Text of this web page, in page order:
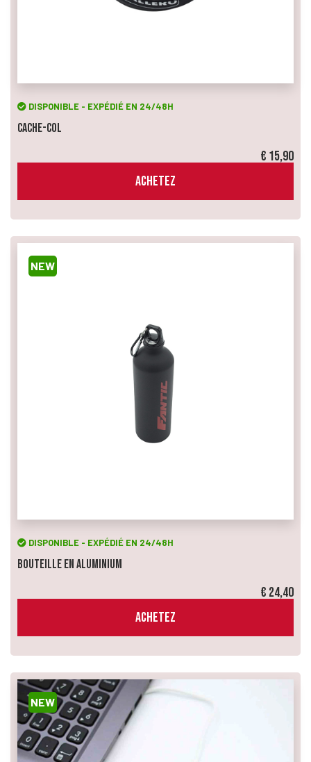
DISPONIBLE - EXPÉDIÉ EN 24/48H
Cache-Col
€ 15,90
ACHETEZ
NEW
DISPONIBLE - EXPÉDIÉ EN 24/48H
Bouteille en Aluminium
€ 24,40
ACHETEZ
NEW